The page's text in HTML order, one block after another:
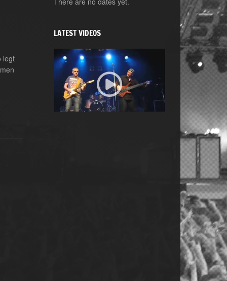
legt
LATEST VIDEOS